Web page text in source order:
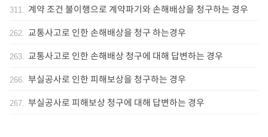
311. 계약 조건 불이행으로 계약파기와 손해배상을 청구하는 경우
262. 교통사고로 인한 손해배상을 청구 하는경우
263. 교통사고로 인한 손해배상 청구에 대해 답변하는 경우
266. 부실공사로 인한 피해보상을 청구하는 경우
267. 부실공사로 피해보상 청구에 대해 답변하는 경우